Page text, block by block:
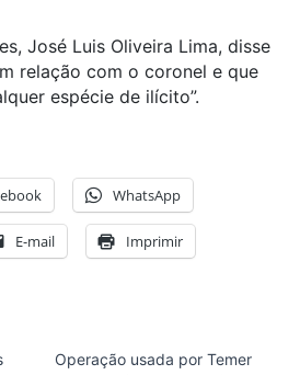
José Luis Oliveira Lima, disse
relação com o coronel e que
espécie de ilícito”.
WhatsApp
E-mail Imprimir
Operação usada por Temer